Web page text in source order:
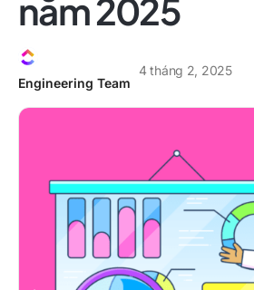
năm 2025
Engineering Team
4 tháng 2, 2025